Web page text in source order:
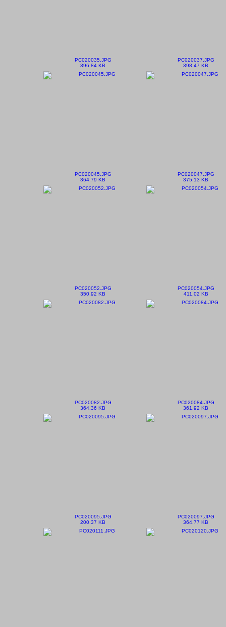
PC020035.JPG
396.84 KB
PC020037.JPG
398.47 KB
PC020045.JPG
364.79 KB
PC020047.JPG
375.13 KB
PC020052.JPG
350.92 KB
PC020054.JPG
411.02 KB
PC020082.JPG
364.36 KB
PC020084.JPG
361.92 KB
PC020095.JPG
200.37 KB
PC020097.JPG
364.77 KB